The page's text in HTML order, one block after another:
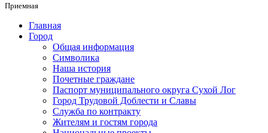
Приемная
Главная
Город
Общая информация
Символика
Наша история
Почетные граждане
Паспорт муниципального округа Сухой Лог
Город Трудовой Доблести и Славы
Служба по контракту
Жителям и гостям города